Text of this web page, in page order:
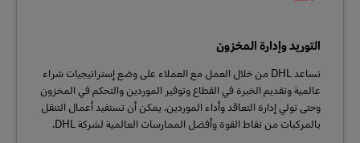
التوريد وإدارة المخزون
تساعد DHL من خلال العمل مع العملاء على وضع إستراتيجيات شراء
عالمية وتقديم الخبرة في القطاع وتوفير الموردين والتحكم في المخزون
وحتى تولي إدارة التعاقد وأداء الموردين. يمكن أن تستفيد أعمال التنقل
بالمركبات من نقاط القوة وأفضل الممارسات العالمية لشركة DHL.